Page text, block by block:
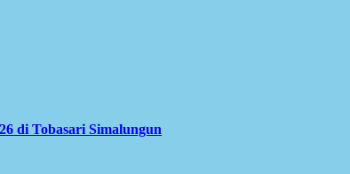
di Tobasari Simalungun